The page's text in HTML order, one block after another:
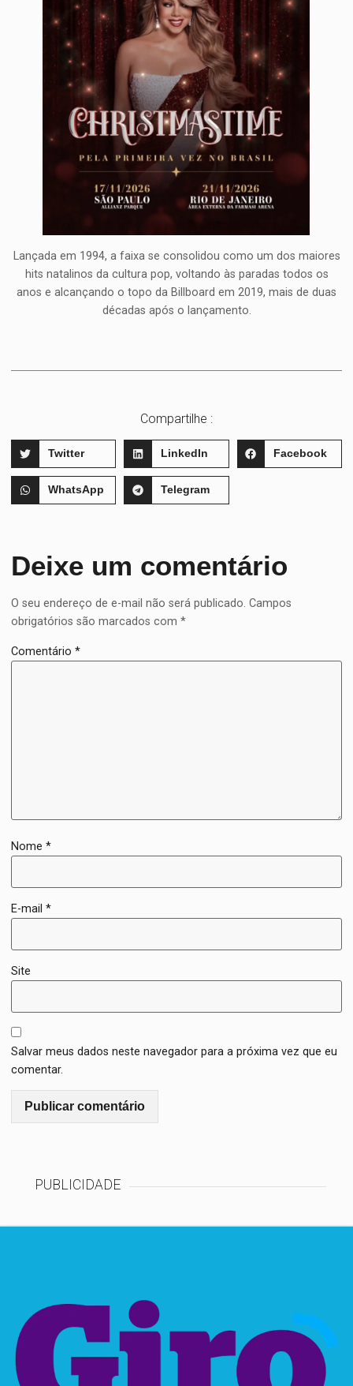
Lançada em 1994, a faixa se consolidou como um dos maiores
hits natalinos da cultura pop, voltando às paradas todos os
anos e alcançando o topo da Billboard em 2019, mais de duas
décadas após o lançamento.
Compartilhe :
Twitter LinkedIn Facebook
WhatsApp Telegram
Deixe um comentário
O seu endereço de e-mail não será publicado. Campos
obrigatórios são marcados com*
Comentário*
Nome*
E-mail*
Site
Salvar meus dados neste navegador para a próxima vez que eu
comentar.
PUBLICIDADE